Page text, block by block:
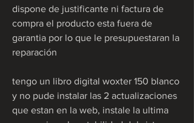
dispone de justificante ni factura de
compra el producto esta fuera de
garantia por lo que le presupuestaran la
reparación
tengo un libro digital woxter 150 blanco
y no pude instalar las 2 actualizaciones
que estan en la web, instale la ultima